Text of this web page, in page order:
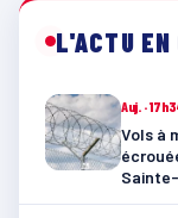
L'ACTU EN
Auj. ·
Vols à